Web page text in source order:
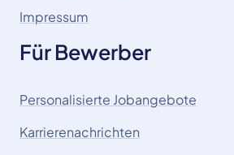
Impressum
Für Bewerber
Personalisierte Jobangebote
Karrierenachrichten